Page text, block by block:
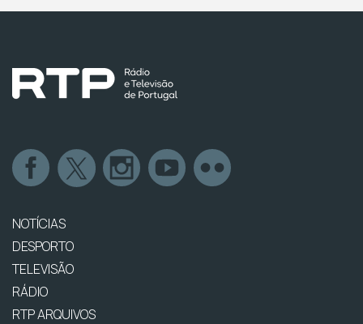
NOTÍCIAS
DESPORTO
TELEVISÃO
RÁDIO
RTP ARQUIVOS